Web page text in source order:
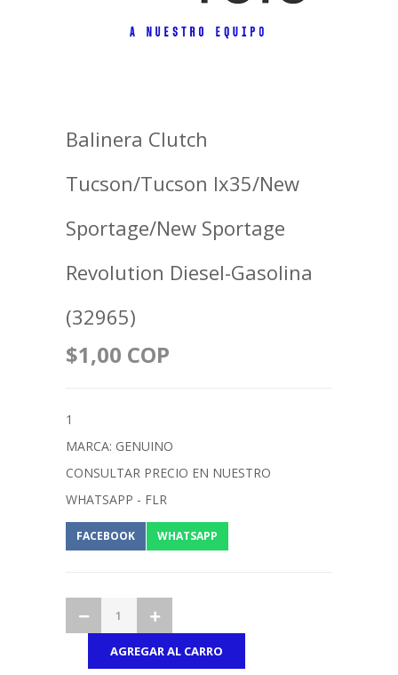
Balinera Clutch
Tucson/Tucson Ix35/New
Sportage/New Sportage
Revolution Diesel-Gasolina
(32965)
$1,00 COP
1
MARCA: GENUINO
CONSULTAR PRECIO EN NUESTRO
WHATSAPP - FLR
FACEBOOK WHATSAPP